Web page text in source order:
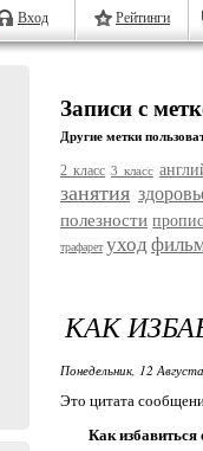
Вход Рейтинги
Записи с
Другие метки
2 класс 3 класс
занятия
полезности
трафарет уход
КАК
Понедельник, 12
Это цитата
Как